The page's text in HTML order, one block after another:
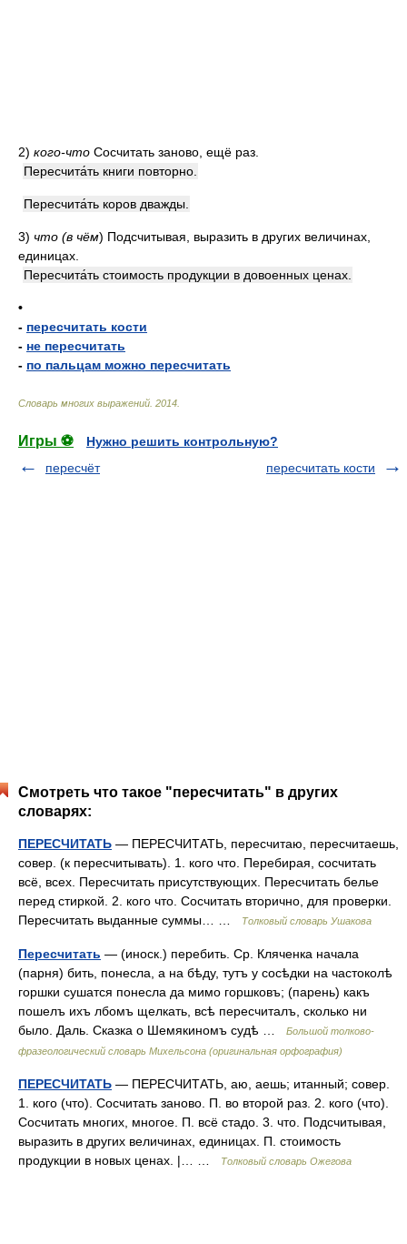
2) кого-что Сосчитать заново, ещё раз.
Пересчита́ть книги повторно.
Пересчита́ть коров дважды.
3) что (в чём) Подсчитывая, выразить в других величинах,
единицах.
Пересчита́ть стоимость продукции в довоенных ценах.
•
- пересчитать кости
- не пересчитать
- по пальцам можно пересчитать
Словарь многих выражений 2014
Игры ⚽
Нужно решить контрольную?
пересчёт
пересчитать кости
Смотреть что такое "пересчитать" в других
словарях:
ПЕРЕСЧИТАТЬ — ПЕРЕСЧИТАТЬ, пересчитаю, пересчитаешь,
совер. (к пересчитывать). 1. кого что. Перебирая, сосчитать
всё, всех. Пересчитать присутствующих. Пересчитать белье
перед стиркой. 2. кого что. Сосчитать вторично, для проверки.
Пересчитать выданные суммы… …
Толковый словарь Ушакова
Пересчитать — (иноск.) перебить. Ср. Кляченка начала
(парня) бить, понесла, а на бѣду, тутъ у сосѣдки на частоколѣ
горшки сушатся понесла да мимо горшковъ; (парень) какъ
пошелъ ихъ лбомъ щелкать, всѣ пересчиталъ, сколько ни
было. Даль. Сказка о Шемякиномъ судѣ …
Большой толково-
фразеологический словарь Михельсона (оригинальная орфография)
ПЕРЕСЧИТАТЬ — ПЕРЕСЧИТАТЬ, аю, аешь; итанный; совер.
1. кого (что). Сосчитать заново. П. во второй раз. 2. кого (что).
Сосчитать многих, многое. П. всё стадо. 3. что. Подсчитывая,
выразить в других величинах, единицах. П. стоимость
продукции в новых ценах. |… …
Толковый словарь Ожегова